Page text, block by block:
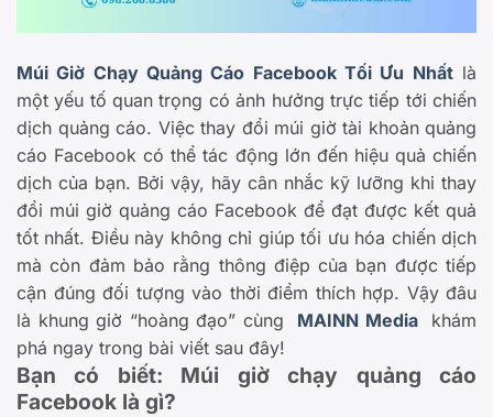
Múi Giờ Chạy Quảng Cáo Facebook Tối Ưu Nhấtlà
một yếu tố quan trọng có ảnh hưởng trực tiếp tới chiến
dịch quảng cáo. Việc thay đổi múi giờ tài khoản quảng
cáo Facebook có thể tác động lớn đến hiệu quả chiến
dịch của bạn. Bởi vậy, hãy cân nhắc kỹ lưỡng khi thay
đổi múi giờ quảng cáo Facebook để đạt được kết quả
tốt nhất. Điều này không chỉ giúp tối ưu hóa chiến dịch
mà còn đảm bảo rằng thông điệp của bạn được tiếp
cận đúng đối tượng vào thời điểm thích hợp. Vậy đâu
là khung giờ “hoàng đạo” cùng
MAINN Media
khám
phá ngay trong bài viết sau đây!
Bạn có biết: Múi giờ chạy quảng cáo
Facebook là gì?